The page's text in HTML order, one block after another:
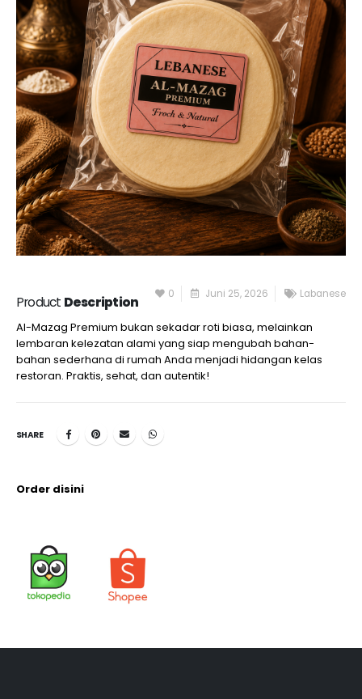
Product Description 0 Juni 25, 2026 Labanese
Al-Mazag Premium bukan sekadar roti biasa, melainkan
lembaran kelezatan alami yang siap mengubah bahan-
bahan sederhana di rumah Anda menjadi hidangan kelas
restoran. Praktis, sehat, dan autentik!
SHARE
Order disini